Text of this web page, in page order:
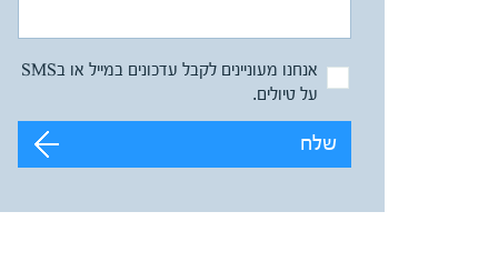
אנחנו מעוניינים לקבל עדכונים במייל או בSMS
על טיולים.
שלח